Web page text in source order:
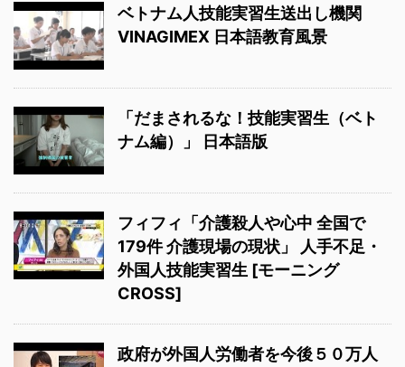
ベトナム人技能実習生送出し機関
VINAGIMEX 日本語教育風景
「だまされるな！技能実習生（ベト
ナム編）」 日本語版
フィフィ「介護殺人や心中 全国で
179件 介護現場の現状」 人手不足・
外国人技能実習生 [モーニング
CROSS]
政府が外国人労働者を今後５０万人